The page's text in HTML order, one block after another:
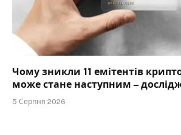
Чому зникли 11 емітентів
може стане наступним –
5 Серпня 2026